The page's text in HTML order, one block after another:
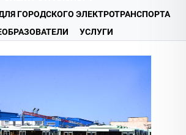
ГОРОДСКОГО ЭЛЕКТРОТРАНСПОРТА
УСЛУГИ